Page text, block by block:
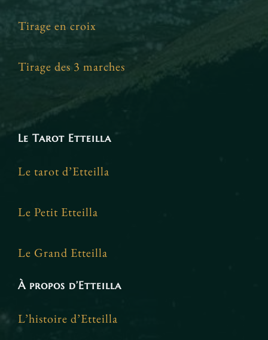
Tirage en croix
Tirage des 3 marches
Le Tarot Etteilla
Le tarot d’Etteilla
Le Petit Etteilla
Le Grand Etteilla
À propos d’Etteilla
L’histoire d’Etteilla